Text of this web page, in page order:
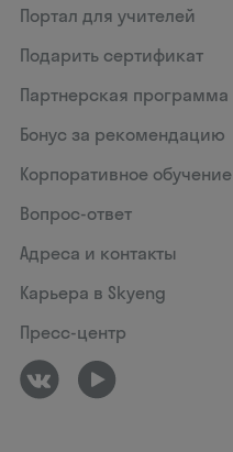
Портал для учителей
Подарить сертификат
Партнерская программа
Бонус за рекомендацию
Корпоративное обучение
Вопрос-ответ
Адреса и контакты
Карьера в Skyeng
Пресс-центр